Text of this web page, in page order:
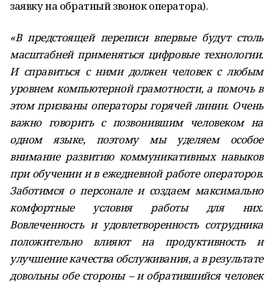
заявку на обратный звонок оператора).
«В предстоящей переписи впервые будут столь
масштабней применяться цифровые технологии.
И справиться с ними должен человек с любым
уровнем компьютерной грамотности, а помочь в
этом призваны операторы горячей линии. Очень
важно говорить с позвонившим человеком на
одном языке, поэтому мы уделяем особое
внимание развитию коммуникативных навыков
при обучении и в ежедневной работе операторов.
Заботимся о персонале и создаем максимально
комфортные условия работы для них.
Вовлеченность и удовлетворенность сотрудника
положительно влияют на продуктивность и
улучшение качества обслуживания, а в результате
довольны обе стороны – и обратившийся человек